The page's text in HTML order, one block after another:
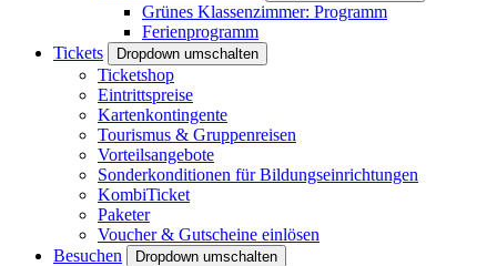
Grünes Klassenzimmer: Programm
Ferienprogramm
Tickets
Dropdown umschalten
Ticketshop
Eintrittspreise
Kartenkontingente
Tourismus & Gruppenreisen
Vorteilsangebote
Sonderkonditionen für Bildungseinrichtungen
KombiTicket
Paketer
Voucher & Gutscheine einlösen
Besuchen
Dropdown umschalten